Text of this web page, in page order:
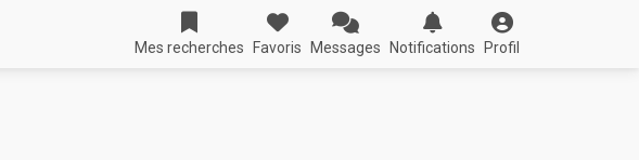
Mes recherches Favoris Messages Notifications Profil